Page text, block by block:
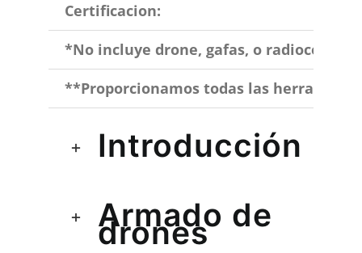
Certificacion:
*No incluye drone, gafas, o radiocontrol
**Proporcionamos todas las
Introducción
Armado de
drones